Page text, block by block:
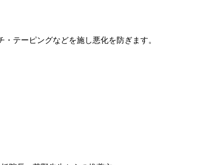
テーピングなどを施し悪化を防ぎます。